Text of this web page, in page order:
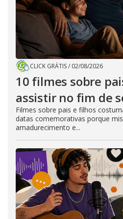
CLICK GRÁTIS/ 02/08/2026
10 filmes sobre
assistir no fim de
Filmes sobre pais e filhos
datas comemorativas porque
amadurecimento e...